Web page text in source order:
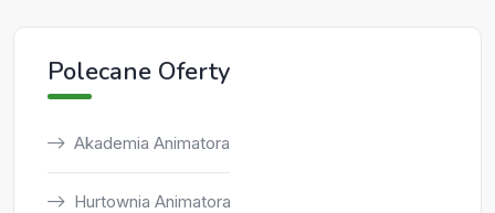
Polecane Oferty
Akademia Animatora
Hurtownia Animatora